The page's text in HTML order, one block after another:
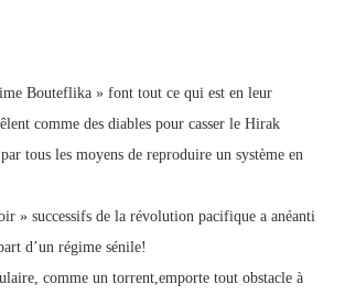
Bouteflika » font tout ce qui est en leur
comme des diables pour casser le Hirak
tous les moyens de reproduire un système en
» successifs de la révolution pacifique a anéanti
d’un régime sénile!
comme un torrent,emporte tout obstacle à